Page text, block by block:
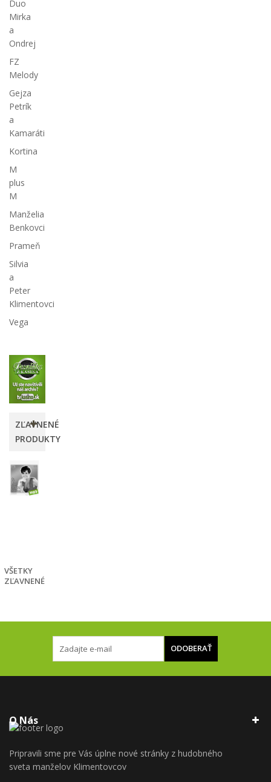
Duo
Mirka
a
Ondrej
FZ
Melody
Gejza
Petrík
a
Kamaráti
Kortina
M
plus
M
Manželia
Benkovci
Prameň
Silvia
a
Peter
Klimentovci
Vega
ZĽAVNENÉ
PRODUKTY
VŠETKY
ZĽAVNENÉ
O Nás
Pripravili sme pre Vás úplne nové stránky z hudobného
sveta manželov Klimentovcov
ODOBERAŤ